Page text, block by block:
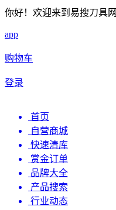
你好！欢迎来到易搜刀具网
app
购物车
登录
首页
自营商城
快速清库
赏金订单
品牌大全
产品搜索
行业动态